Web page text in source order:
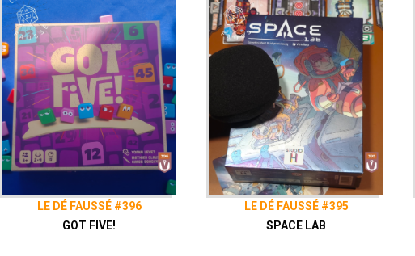
Twitter@ledefausse
InstagramLe Dé Faussé
FacebookLe Dé Faussé
Envie de nous soutenir ? Vous pouvez, si vous le souhaitez, grâce au
Vaisseau Hyper Sensas !
patreon.com/vaisseauhypersensas
Découvrez également notre site
vaisseauhypersensas.fr
Rejoignez nous sur Discord! https://discord.gg/uGxNp6n
LE DÉ FAUSSÉ #396
GOT FIVE!
LE DÉ FAUSSÉ #395
SPACE LAB